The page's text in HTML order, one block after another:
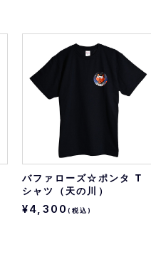
バファローズ☆ポンタ T
シャツ（天の川）
¥4,300(税込)